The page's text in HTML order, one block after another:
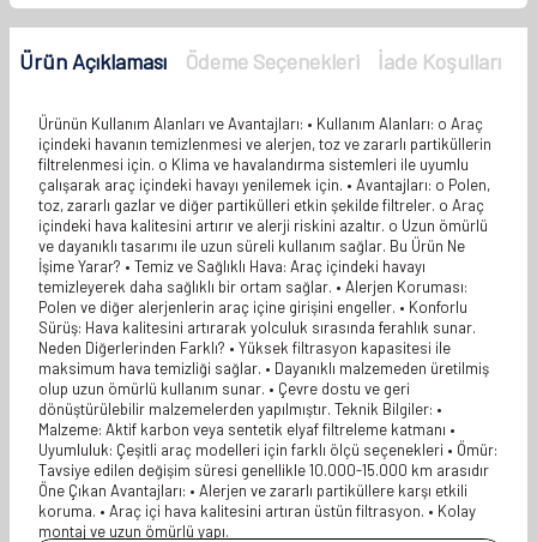
Ürün Açıklaması Ödeme Seçenekleri İade Koşulları
Ürünün Kullanım Alanları ve Avantajları: • Kullanım Alanları: o Araç
içindeki havanın temizlenmesi ve alerjen, toz ve zararlı partiküllerin
filtrelenmesi için. o Klima ve havalandırma sistemleri ile uyumlu
çalışarak araç içindeki havayı yenilemek için. • Avantajları: o Polen,
toz, zararlı gazlar ve diğer partikülleri etkin şekilde filtreler. o Araç
içindeki hava kalitesini artırır ve alerji riskini azaltır. o Uzun ömürlü
ve dayanıklı tasarımı ile uzun süreli kullanım sağlar. Bu Ürün Ne
İşime Yarar? • Temiz ve Sağlıklı Hava: Araç içindeki havayı
temizleyerek daha sağlıklı bir ortam sağlar. • Alerjen Koruması:
Polen ve diğer alerjenlerin araç içine girişini engeller. • Konforlu
Sürüş: Hava kalitesini artırarak yolculuk sırasında ferahlık sunar.
Neden Diğerlerinden Farklı? • Yüksek filtrasyon kapasitesi ile
maksimum hava temizliği sağlar. • Dayanıklı malzemeden üretilmiş
olup uzun ömürlü kullanım sunar. • Çevre dostu ve geri
dönüştürülebilir malzemelerden yapılmıştır. Teknik Bilgiler: •
Malzeme: Aktif karbon veya sentetik elyaf filtreleme katmanı •
Uyumluluk: Çeşitli araç modelleri için farklı ölçü seçenekleri • Ömür:
Tavsiye edilen değişim süresi genellikle 10.000-15.000 km arasıdır
Öne Çıkan Avantajları: • Alerjen ve zararlı partiküllere karşı etkili
koruma. • Araç içi hava kalitesini artıran üstün filtrasyon. • Kolay
montaj ve uzun ömürlü yapı.